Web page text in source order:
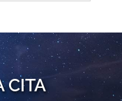
CITA